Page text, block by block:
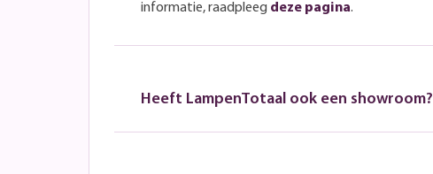
informatie, raadpleeg deze pagina.
Heeft LampenTotaal ook een showroom?